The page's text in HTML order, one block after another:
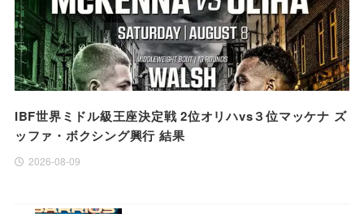
IBF世界ミドル級王座決定戦 2位オリハvs３位マッケナ ズ
ッファ・ボクシング興行 結果
2026-08-09